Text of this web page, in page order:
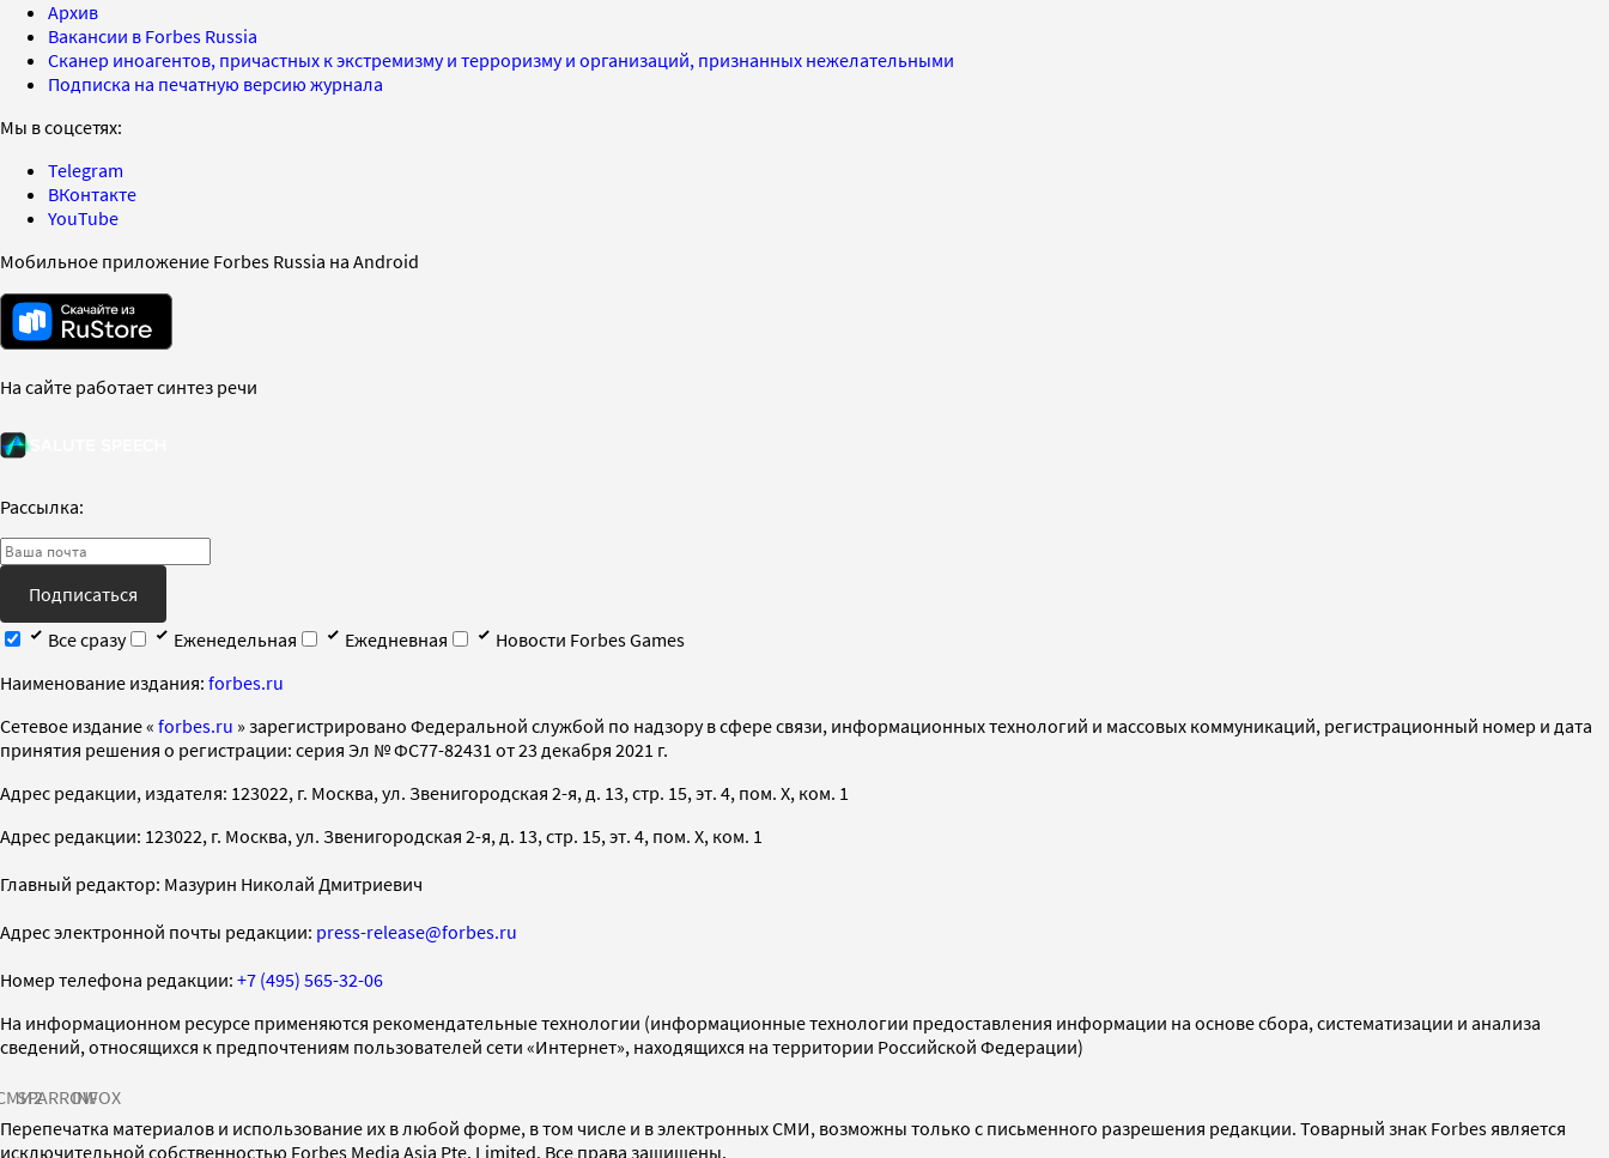
Архив
Вакансии в Forbes Russia
Сканер иноагентов, причастных к экстремизму и терроризму и организаций, признанных нежелательными
Подписка на печатную версию журнала
Мы в соцсетях:
Telegram
ВКонтакте
YouTube
Мобильное приложение Forbes Russia на Android
На сайте работает синтез речи
Рассылка:
Подписаться
Все сразу
Еженедельная Ежедневная
Новости Forbes Games
Наименование издания: forbes.ru
Cетевое издание « forbes.ru » зарегистрировано Федеральной службой по надзору в сфере связи, информационных технологий и массовых коммуникаций, регистрационный номер и дата
принятия решения о регистрации: серия Эл № ФС77-82431 от 23 декабря 2021 г.
Адрес редакции, издателя: 123022, г. Москва, ул. Звенигородская 2-я, д. 13, стр. 15, эт. 4, пом. X, ком. 1
Адрес редакции: 123022, г. Москва, ул. Звенигородская 2-я, д. 13, стр. 15, эт. 4, пом. X, ком. 1
Главный редактор: Мазурин Николай Дмитриевич
Адрес электронной почты редакции: press-release@forbes.ru
Номер телефона редакции: +7 (495) 565-32-06
На информационном ресурсе применяются рекомендательные технологии (информационные технологии предоставления информации на основе сбора, систематизации и анализа
сведений, относящихся к предпочтениям пользователей сети «Интернет», находящихся на территории Российской Федерации)
SPARROWINFOX
Перепечатка материалов и использование их в любой форме, в том числе и в электронных СМИ, возможны только с письменного разрешения редакции. Товарный знак Forbes является
исключительной собственностью Forbes Media Asia Pte. Limited. Все права защищены.